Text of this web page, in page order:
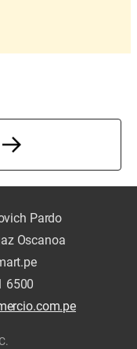
Pardo
Oscanoa
6500